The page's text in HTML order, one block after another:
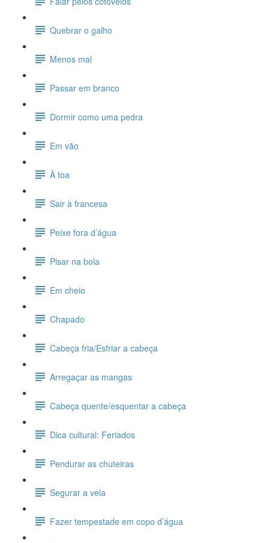
Quebrar o galho
Menos mal
Passar em branco
Dormir como uma pedra
Em vão
À toa
Sair à francesa
Peixe fora d’água
Pisar na bola
Em cheio
Chapado
Cabeça fria/Esfriar a cabeça
Arregaçar as mangas
Cabeça quente/esquentar a cabeça
Dica cultural: Feriados
Pendurar as chuteiras
Segurar a vela
Fazer tempestade em copo d’água